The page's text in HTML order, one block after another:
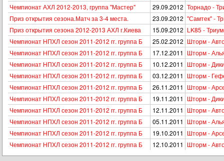
Чемпионат АХЛ 2012-2013, группа "Мастер"
29.09.2012 Торнадо -
Приз открытия сезона.Матч за 3-4 места.
23.09.2012 "Самтек" -
Приз открытия сезона 2012-2013 АХЛ г.Киева
15.09.2012 LK85 -
Чемпионат НПХЛ сезон 2011-2012 гг. группа Б
25.02.2012 Шторм -
Чемпионат НПХЛ сезон 2011-2012 гг. группа Б
17.12.2011 Шторм -
Чемпионат НПХЛ сезон 2011-2012 гг. группа Б
10.12.2011 Шторм -
Чемпионат НПХЛ сезон 2011-2012 гг. группа Б
03.12.2011 Шторм -
Чемпионат НПХЛ сезон 2011-2012 гг. группа Б
26.11.2011 Шторм -
Чемпионат НПХЛ сезон 2011-2012 гг. группа Б
19.11.2011 Шторм -
Чемпионат НПХЛ сезон 2011-2012 гг. группа Б
12.11.2011 Шторм -
Чемпионат НПХЛ сезон 2011-2012 гг. группа Б
05.11.2011 Шторм -
Чемпионат НПХЛ сезон 2011-2012 гг. группа Б
19.10.2011 Шторм -
Чемпионат НПХЛ сезон 2011-2012 гг. группа Б
12.10.2011 Шторм -